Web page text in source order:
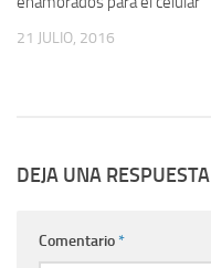
21 JULIO, 2016
DEJA UNA RESPUESTA
Comentario*